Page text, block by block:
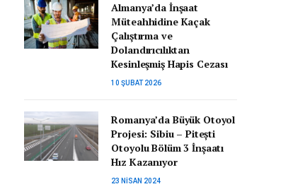
Almanya’da İnşaat
Müteahhidine Kaçak
Çalıştırma ve
Dolandırıcılıktan
Kesinleşmiş Hapis Cezası
10 ŞUBAT 2026
Romanya’da Büyük Otoyol
Projesi: Sibiu – Pitești
Otoyolu Bölüm 3 İnşaatı
Hız Kazanıyor
23 NISAN 2024